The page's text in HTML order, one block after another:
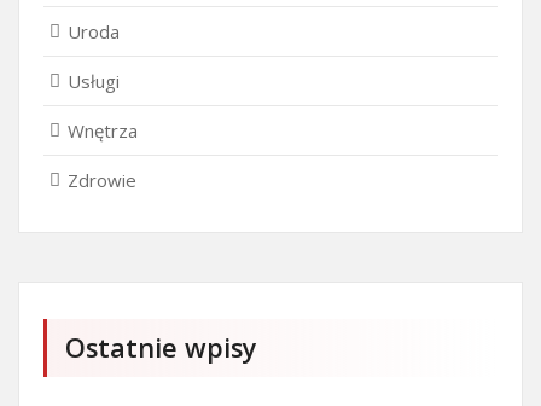
Uroda
Usługi
Wnętrza
Zdrowie
Ostatnie wpisy